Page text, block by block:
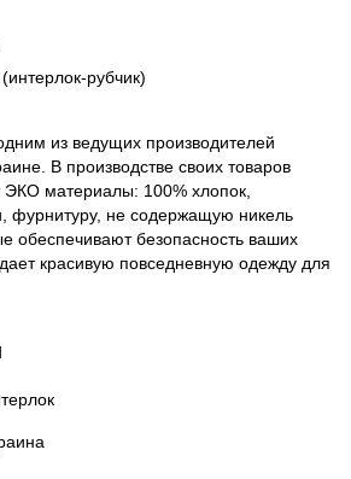
рубчик)
из ведущих производителей
В производстве своих товаров
ЭКО материалы: 100% хлопок,
фурнитуру, не содержащую никель
обеспечивают безопасность ваших
красивую повседневную одежду для